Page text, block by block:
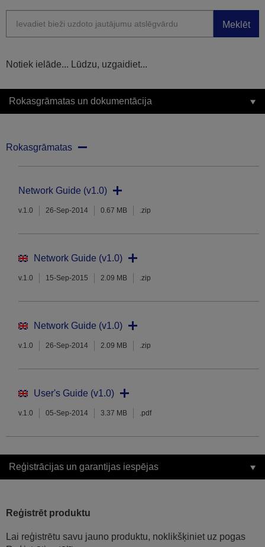
Meklēt
Notiek ielāde... Lūdzu, uzgaidiet...
Rokasgrāmatas un dokumentācija
Rokasgrāmatas
Network Guide (v1.0)
v.1.0 26-Sep-2014 0.67 MB .zip
Network Guide (v1.0)
v.1.0 15-Sep-2015 2.09 MB .zip
Network Guide (v1.0)
v.1.0 26-Sep-2014 2.09 MB .zip
User's Guide (v1.0)
v.1.0 05-Sep-2014 3.37 MB .pdf
Reģistrācijas un garantijas iespējas
Reģistrēt produktu
Lai reģistrētu savu jauno produktu, noklikšķiniet uz pogas